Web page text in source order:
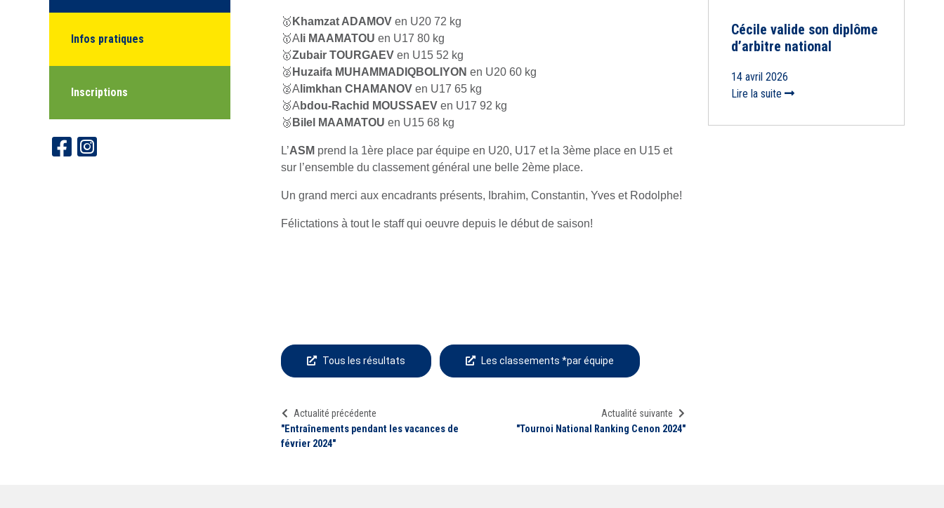
Infos pratiques
Inscriptions
🥇 Khamzat ADAMOV en U20 72 kg
🥇A li MAAMATOU en U17 80 kg
🥇Zubair TOURGAEV en U15 52 kg
🥈 Huzaifa MUHAMMADIQBOLIYON en U20 60 kg
🥈A limkhan CHAMANOV en U17 65 kg
🥉A bdou-Rachid MOUSSAEV en U17 92 kg
🥉 Bilel MAAMATOU en U15 68 kg
L’ASM prend la 1ère place par équipe en U20, U17 et la 3ème place en U15 et
sur l’ensemble du classement général une belle 2ème place.
Un grand merci aux encadrants présents, Ibrahim, Constantin, Yves et Rodolphe!
Félictations à tout le staff qui oeuvre depuis le début de saison!
Tous les résultats Les classements *par équipe
Actualité précédente
"Entraînements pendant les vacances de
février 2024"
Actualité suivante
"Tournoi National Ranking Cenon 2024"
Cécile valide son diplôme
d’arbitre national
14 avril 2026
Lire la suite